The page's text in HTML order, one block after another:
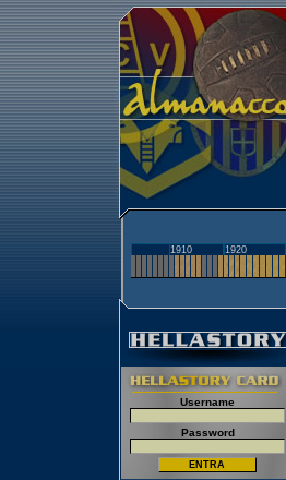
1910 1920
Username
Password